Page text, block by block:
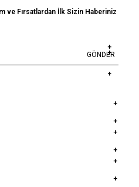
ve Fırsatlardan İlk Sizin Haberiniz
GÖNDER